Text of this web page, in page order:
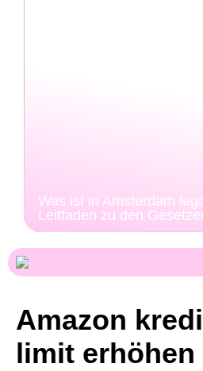
Was ist in Amsterdam
Leitfaden zu den
Amazon
limit erhöhen